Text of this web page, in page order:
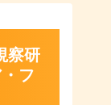
察研
フ